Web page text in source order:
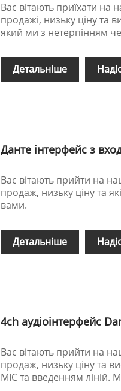
Вас вітають приїхати
продажі, низьку ціну та
який ми з нетерпінням
Детальніше
Данте інтерфейс з
Вас вітають прийти на
продаж, низьку ціну та
вами.
Детальніше
4ch аудіоінтерфейс
Вас вітають прийти на
продаж, низьку ціну та
MIC та введенням ліній.